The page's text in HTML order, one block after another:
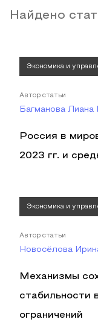
Найдено
Экономика и
Автор статьи
Багманова Лиана
Россия в
2023 гг. и
Экономика и
Автор статьи
Новосёлова
Механизмы
стабильности
ограничений